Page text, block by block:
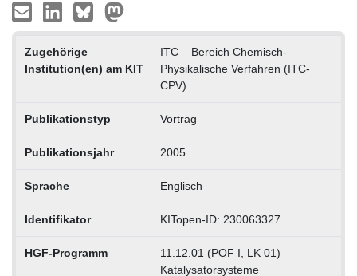
Zugehörige
Institution(en) am KIT
ITC – Bereich Chemisch-
Physikalische Verfahren (ITC-
CPV)
Publikationstyp Vortrag
Publikationsjahr 2005
Sprache Englisch
Identifikator KITopen-ID: 230063327
HGF-Programm
11.12.01 (POF I, LK 01)
Katalysatorsysteme